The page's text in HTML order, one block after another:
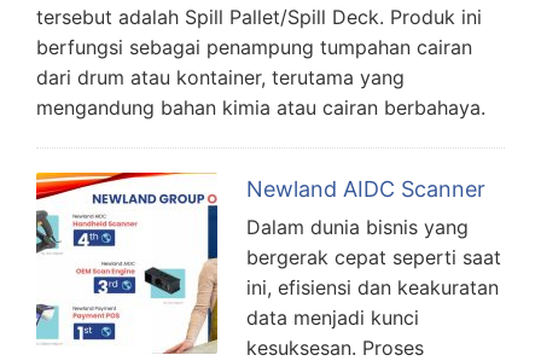
tersebut adalah Spill Pallet/Spill Deck. Produk ini
berfungsi sebagai penampung tumpahan cairan
dari drum atau kontainer, terutama yang
mengandung bahan kimia atau cairan berbahaya.
Newland AIDC Scanner
Dalam dunia bisnis yang
bergerak cepat seperti saat
ini, efisiensi dan keakuratan
data menjadi kunci
kesuksesan. Proses